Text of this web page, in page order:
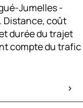
Jumelles -
Distance, coût
durée du trajet
compte du trafic